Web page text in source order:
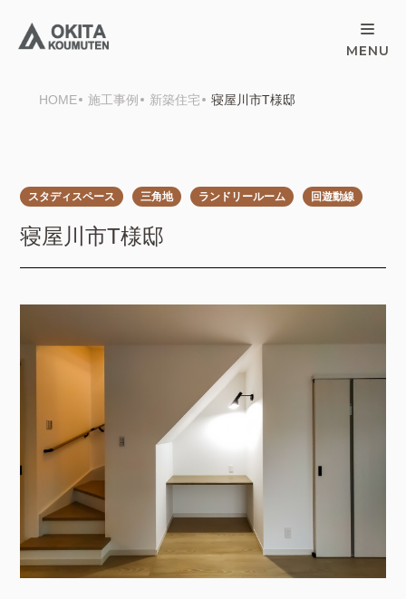
HOME 施工事例 新築住宅 寝屋川市T様邸
スタディスペース 三角地 ランドリールーム 回遊動線
寝屋川市T様邸